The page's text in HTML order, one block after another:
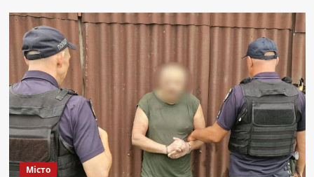
Місто